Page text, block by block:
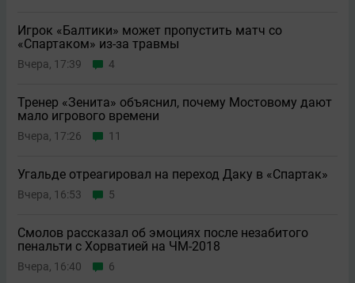
Игрок «Балтики» может пропустить матч со
«Спартаком» из-за травмы
Вчера, 17:39 4
Тренер «Зенита» объяснил, почему Мостовому дают
мало игрового времени
Вчера, 17:26 11
Угальде отреагировал на переход Даку в «Спартак»
Вчера, 16:53 5
Смолов рассказал об эмоциях после незабитого
пенальти с Хорватией на ЧМ-2018
Вчера, 16:40 6